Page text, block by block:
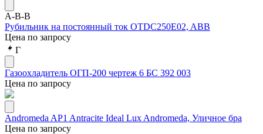
A-B-B
Рубильник на постоянный ток OTDC250E02, ABB
Цена по запросу
Г
Газоохладитель ОГП-200 чертеж 6 БС 392 003
Цена по запросу
Andromeda AP1 Antracite Ideal Lux Andromeda, Уличное бра
Цена по запросу